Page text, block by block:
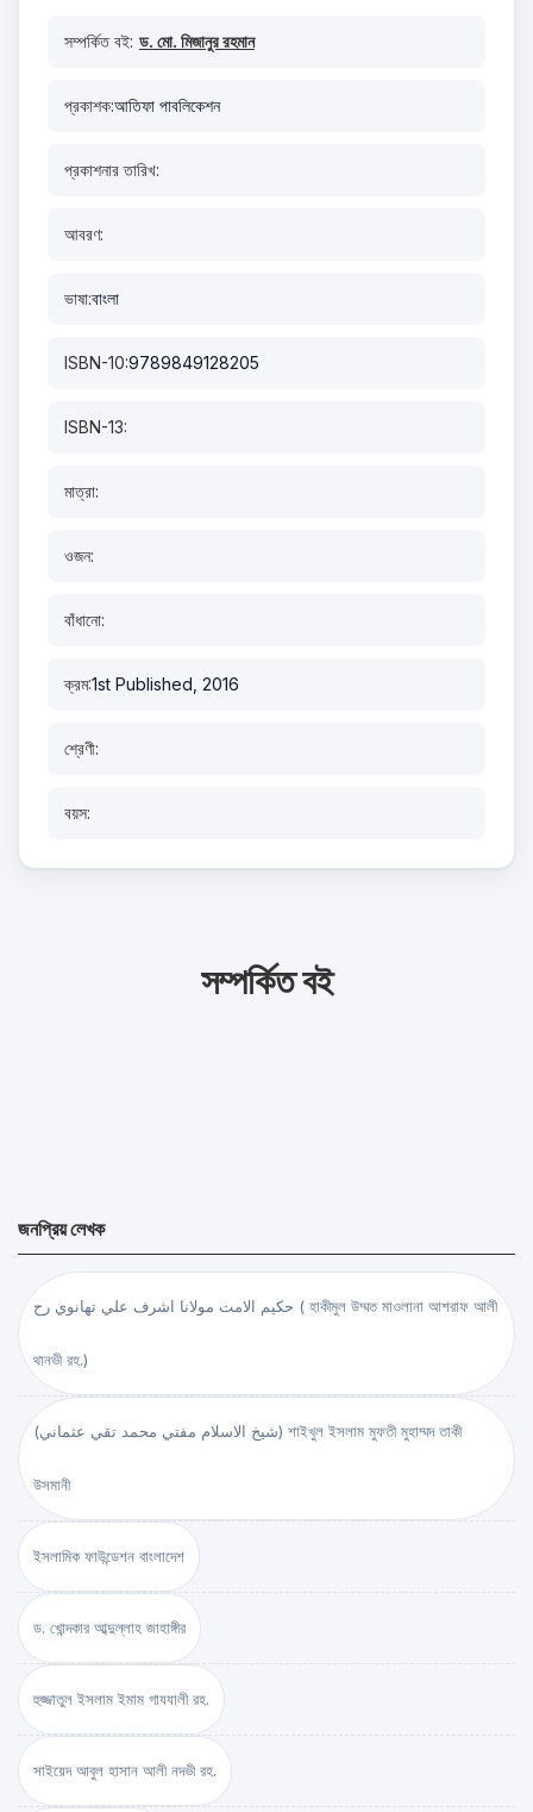
সম্পর্কিত বই: ড. মো. মিজানুর রহমান
প্রকাশক:আতিফা পাবলিকেশন
প্রকাশনার তারিখ:
আবরণ:
ভাষা:বাংলা
ISBN-10:9789849128205
ISBN-13:
মাত্রা:
ওজন:
বাঁধানো:
ক্রম:1st Published, 2016
শ্রেণী:
বয়স:
সম্পর্কিত বই
জনপ্রিয় লেখক
حكيم الامت مولانا اشرف علي تهانوي رح ( হাকীমুল উম্মত মাওলানা আশরাফ আলী
থানভী রহ.)
(شيخ الاسلام مفتي محمد تقي عثماني) শাইখুল ইসলাম মুফতী মুহাম্মদ তাকী
উসমানী
ইসলামিক ফাউন্ডেশন বাংলাদেশ
ড. খোন্দকার আব্দুল্লাহ জাহাঙ্গীর
হুজ্জাতুল ইসলাম ইমাম গাযযালী রহ.
সাইয়েদ আবুল হাসান আলী নদভী রহ.